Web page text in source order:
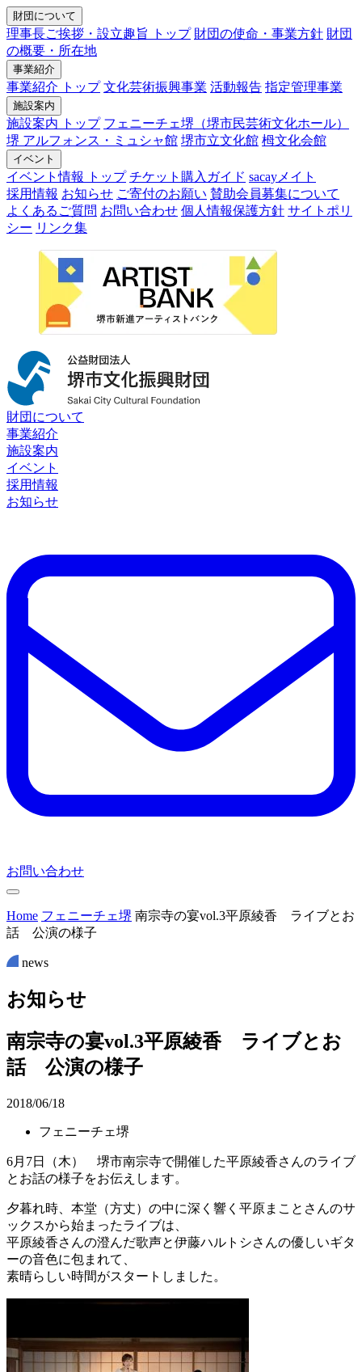
財団について
理事長ご挨拶・設立趣旨 トップ 財団の使命・事業方針 財団
の概要・所在地
事業紹介
事業紹介 トップ 文化芸術振興事業 活動報告 指定管理事業
施設案内
施設案内 トップ フェニーチェ堺（堺市民芸術文化ホール）
堺 アルフォンス・ミュシャ館 堺市立文化館 栂文化会館
イベント
イベント情報 トップ チケット購入ガイド sacayメイト
採用情報 お知らせ ご寄付のお願い 賛助会員募集について
よくあるご質問 お問い合わせ 個人情報保護方針 サイトポリ
シー リンク集
財団について
事業紹介
施設案内
イベント
採用情報
お知らせ
お問い合わせ
Home フェニーチェ堺 南宗寺の宴vol.3平原綾香 ライブとお
話 公演の様子
news
お知らせ
南宗寺の宴vol.3平原綾香 ライブとお
話 公演の様子
2018/06/18
フェニーチェ堺
6月7日（木） 堺市南宗寺で開催した平原綾香さんのライブ
とお話の様子をお伝えします。
夕暮れ時、本堂（方丈）の中に深く響く平原まことさんのサ
ックスから始まったライブは、
平原綾香さんの澄んだ歌声と伊藤ハルトシさんの優しいギタ
ーの音色に包まれて、
素晴らしい時間がスタートしました。